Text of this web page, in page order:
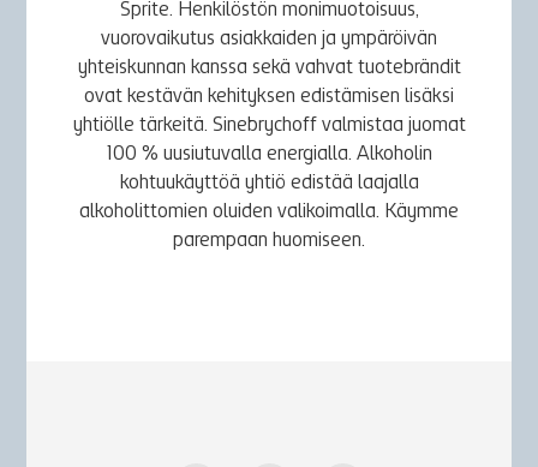
Sprite. Henkilöstön monimuotoisuus,
vuorovaikutus asiakkaiden ja ympäröivän
yhteiskunnan kanssa sekä vahvat tuotebrändit
ovat kestävän kehityksen edistämisen lisäksi
yhtiölle tärkeitä. Sinebrychoff valmistaa juomat
100 % uusiutuvalla energialla. Alkoholin
kohtuukäyttöä yhtiö edistää laajalla
alkoholittomien oluiden valikoimalla. Käymme
parempaan huomiseen.